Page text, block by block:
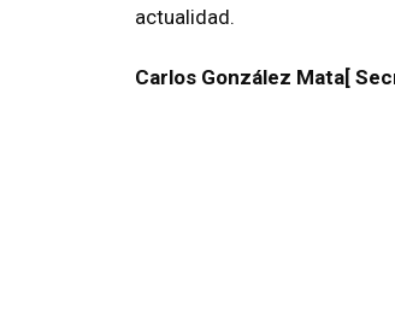
actualidad.
Carlos González Mata[